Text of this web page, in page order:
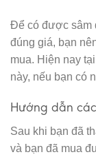
Để có được sâm
đúng giá, bạn
mua. Hiện nay
này, nếu bạn có
Hướng dẫn
Sau khi bạn đã
và bạn đã mua